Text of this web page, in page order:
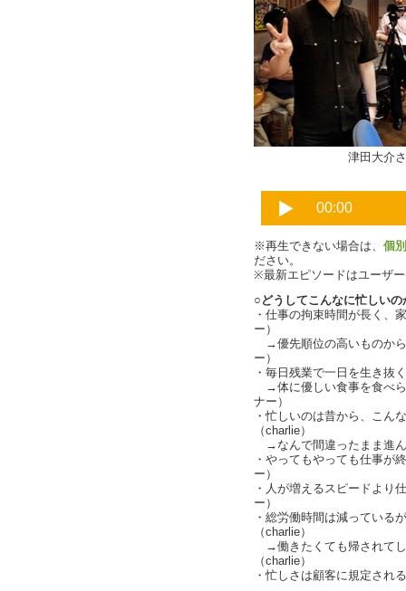
津田大介
※再生できない場合は、 個
ださい。
※最新エピソードはユーザ
○どうしてこんなに忙しいの
・仕事の拘束時間が長く、
ー）
→優先順位の高いものから
ー）
・毎日残業で一日を生き抜
→体に優しい食事を食べら
ナー）
・忙しいのは昔から、こん
（charlie）
→なんで間違ったまま進
・やってもやっても仕事が
ー）
・人が増えるスピードより
ー）
・総労働時間は減っている
（charlie）
→働きたくても帰されて
（charlie）
・忙しさは顧客に規定され